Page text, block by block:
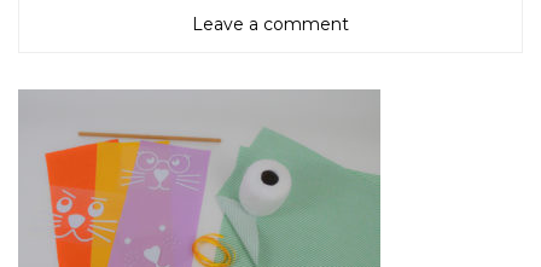
Leave a comment